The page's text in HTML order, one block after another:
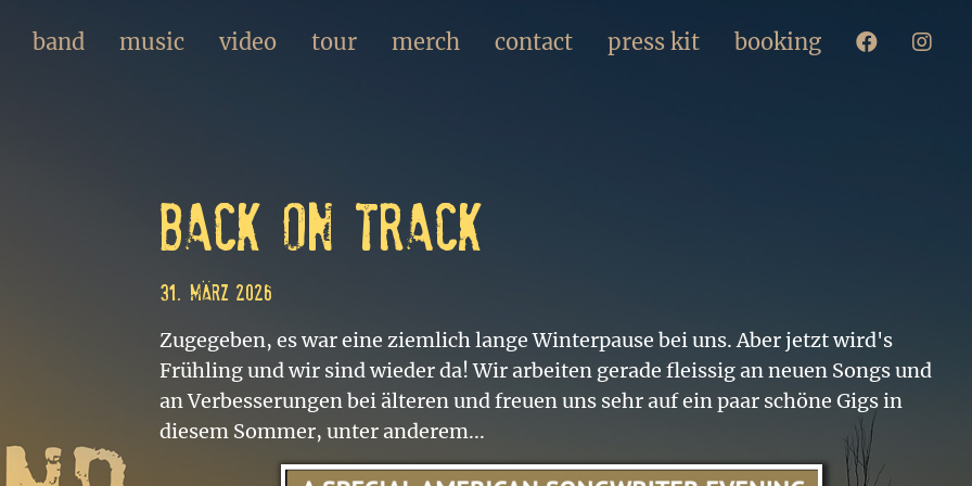
band music video tour merch contact press kit booking
back on track
31. März 2026
Zugegeben, es war eine ziemlich lange Winterpause bei uns. Aber jetzt wird's
Frühling und wir sind wieder da! Wir arbeiten gerade fleissig an neuen Songs und
an Verbesserungen bei älteren und freuen uns sehr auf ein paar schöne Gigs in
diesem Sommer, unter anderem...